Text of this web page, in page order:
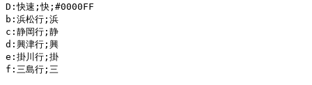
D:快速;快;#0000FF
b:浜松行;浜
c:静岡行;静
d:興津行;興
e:掛川行;掛
f:三島行;三